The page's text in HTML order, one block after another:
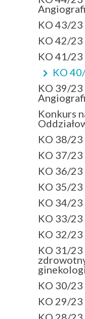
KO 43/23
KO 42/23
KO 41/23
KO
KO 39/
Konkurs
KO 38/23
KO 37/
KO 36/
KO 35/
KO 34/23
KO 33/
KO 32/23
KO 31/
KO 30/
KO 29/23